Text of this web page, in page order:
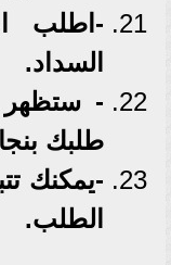
-اطلب
السداد.
- ستظهر
طلبك
-يمكنك
الطلب.